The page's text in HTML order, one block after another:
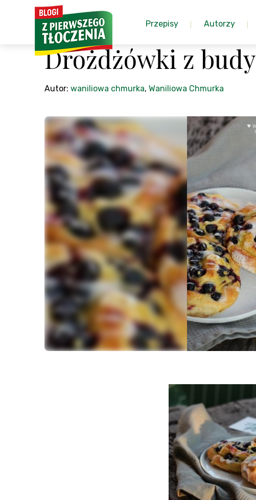
Przepisy Autorzy
Drożdżówki z
Autor: waniliowa chmurka, Waniliowa Chmurka